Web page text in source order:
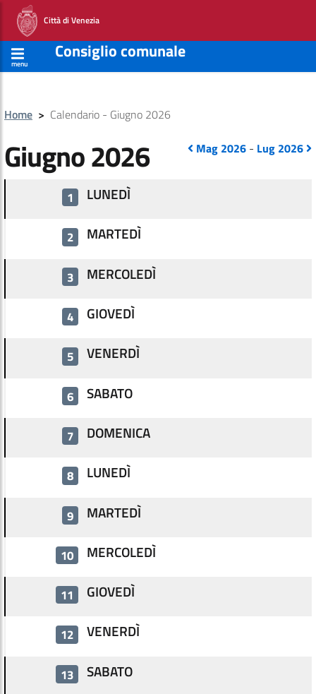
Città di Venezia
menu
Consiglio comunale
Home > Calendario - Giugno 2026
Giugno 2026 Mag 2026 - Lug 2026
1 LUNEDÌ
2 MARTEDÌ
3 MERCOLEDÌ
4 GIOVEDÌ
5 VENERDÌ
6 SABATO
7 DOMENICA
8 LUNEDÌ
9 MARTEDÌ
10 MERCOLEDÌ
11 GIOVEDÌ
12 VENERDÌ
13 SABATO